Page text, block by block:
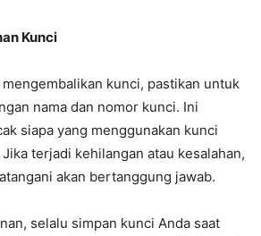
Kunci
kunci, pastikan untuk
nama dan nomor kunci. Ini
siapa yang menggunakan kunci
terjadi kehilangan atau kesalahan,
akan bertanggung jawab.
selalu simpan kunci Anda saat